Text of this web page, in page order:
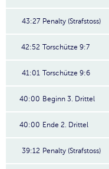
43:27 Penalty (Strafstoss)
42:52 Torschütze 9:7
41:01 Torschütze 9:6
40:00 Beginn 3. Drittel
40:00 Ende 2. Drittel
39:12 Penalty (Strafstoss)